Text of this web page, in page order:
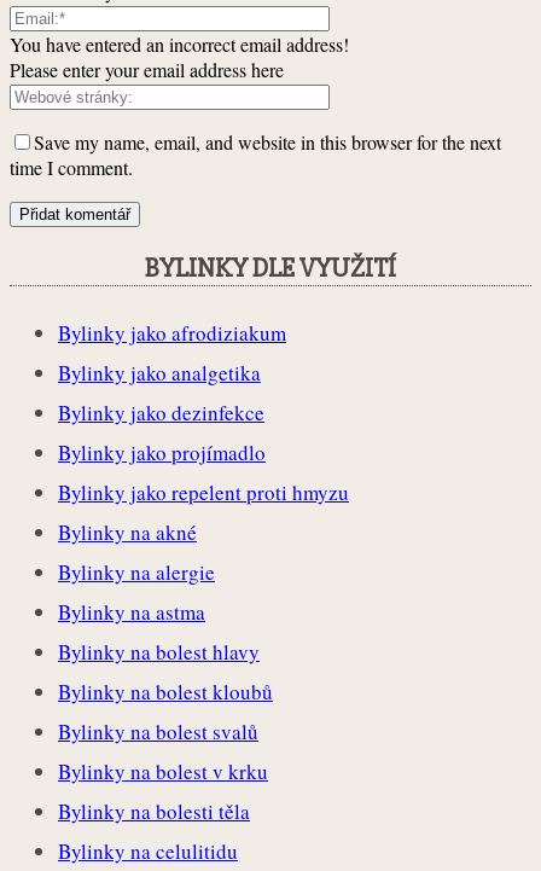
You have entered an incorrect email address!
Please enter your email address here
Save my name, email, and website in this browser for the next
time I comment.
BYLINKY DLE VYUŽITÍ
Bylinky jako afrodiziakum
Bylinky jako analgetika
Bylinky jako dezinfekce
Bylinky jako projímadlo
Bylinky jako repelent proti hmyzu
Bylinky na akné
Bylinky na alergie
Bylinky na astma
Bylinky na bolest hlavy
Bylinky na bolest kloubů
Bylinky na bolest svalů
Bylinky na bolest v krku
Bylinky na bolesti těla
Bylinky na celulitidu